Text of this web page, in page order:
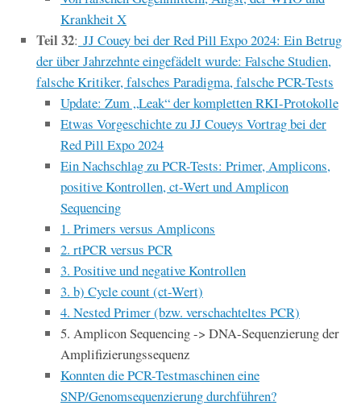
Krankheit X
Teil 32: JJ Couey bei der Red Pill Expo 2024: Ein Betrug
der über Jahrzehnte eingefädelt wurde: Falsche Studien,
falsche Kritiker, falsches Paradigma, falsche PCR-Tests
Update: Zum „Leak“ der kompletten RKI-Protokolle
Etwas Vorgeschichte zu JJ Coueys Vortrag bei der
Red Pill Expo 2024
Ein Nachschlag zu PCR-Tests: Primer, Amplicons,
positive Kontrollen, ct-Wert und Amplicon
Sequencing
1. Primers versus Amplicons
2. rtPCR versus PCR
3. Positive und negative Kontrollen
3. b) Cycle count (ct-Wert)
4. Nested Primer (bzw. verschachteltes PCR)
5. Amplicon Sequencing -> DNA-Sequenzierung der
Amplifizierungssequenz
Konnten die PCR-Testmaschinen eine
SNP/Genomsequenzierung durchführen?